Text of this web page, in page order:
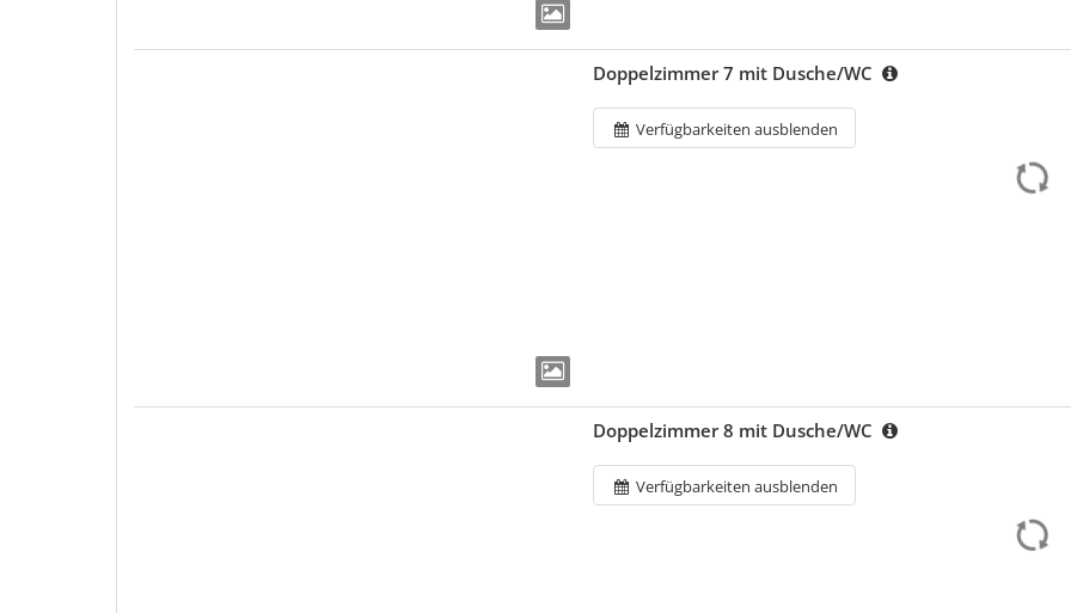
Doppelzimmer 7 mit Dusche/WC
Verfügbarkeiten ausblenden
Doppelzimmer 8 mit Dusche/WC
Verfügbarkeiten ausblenden